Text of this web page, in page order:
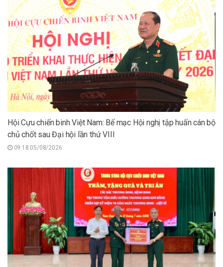
Hội Cựu chiến binh Việt Nam: Bế mạc Hội nghị tập huấn cán bộ
chủ chốt sau Đại hội lần thứ VIII
09:18 05/08/2026